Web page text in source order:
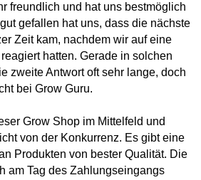
freundlich und hat uns bestmöglich
gefallen hat uns, dass die nächste
Zeit kam, nachdem wir auf eine
hatten. Gerade in solchen
zweite Antwort oft sehr lange, doch
bei Grow Guru.
Grow Shop im Mittelfeld und
von der Konkurrenz. Es gibt eine
Produkten von bester Qualität. Die
am Tag des Zahlungseingangs